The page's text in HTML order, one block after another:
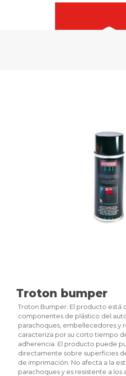
Troton bumper
Troton Bumper: El producto está
componentes de plástico del
parachoques, embellecedores y
caracteriza por su corto tiempo
adherencia. El producto puede
directamente sobre superficies
de imprimación. No afecta a la
parachoques y es resistente a los